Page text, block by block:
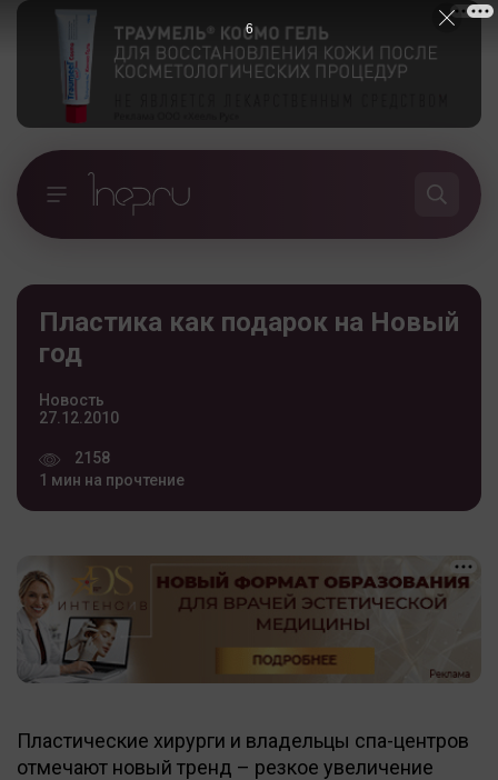
Пластика как подарок на Новый
год
Новость
27.12.2010
2158
1 мин на прочтение
Пластические хирурги и владельцы спа-центров
отмечают новый тренд – резкое увеличение
5